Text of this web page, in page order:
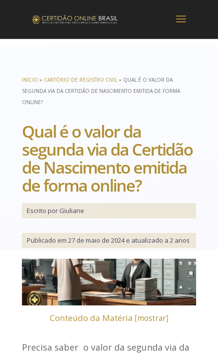
INÍCIO » CARTÓRIO DE REGISTRO CIVIL» QUAL É O VALOR DA
SEGUNDA VIA DA CERTIDÃO DE NASCIMENTO EMITIDA DE FORMA
ONLINE?
Qual é o valor da
segunda via da Certidão
de Nascimento emitida
de forma online?
Escrito por Giuliane
Publicado em 27 de maio de 2024 e atualizado a 2 anos
Conteúdo da Matéria [mostrar]
Precisa saber o valor da segunda via da